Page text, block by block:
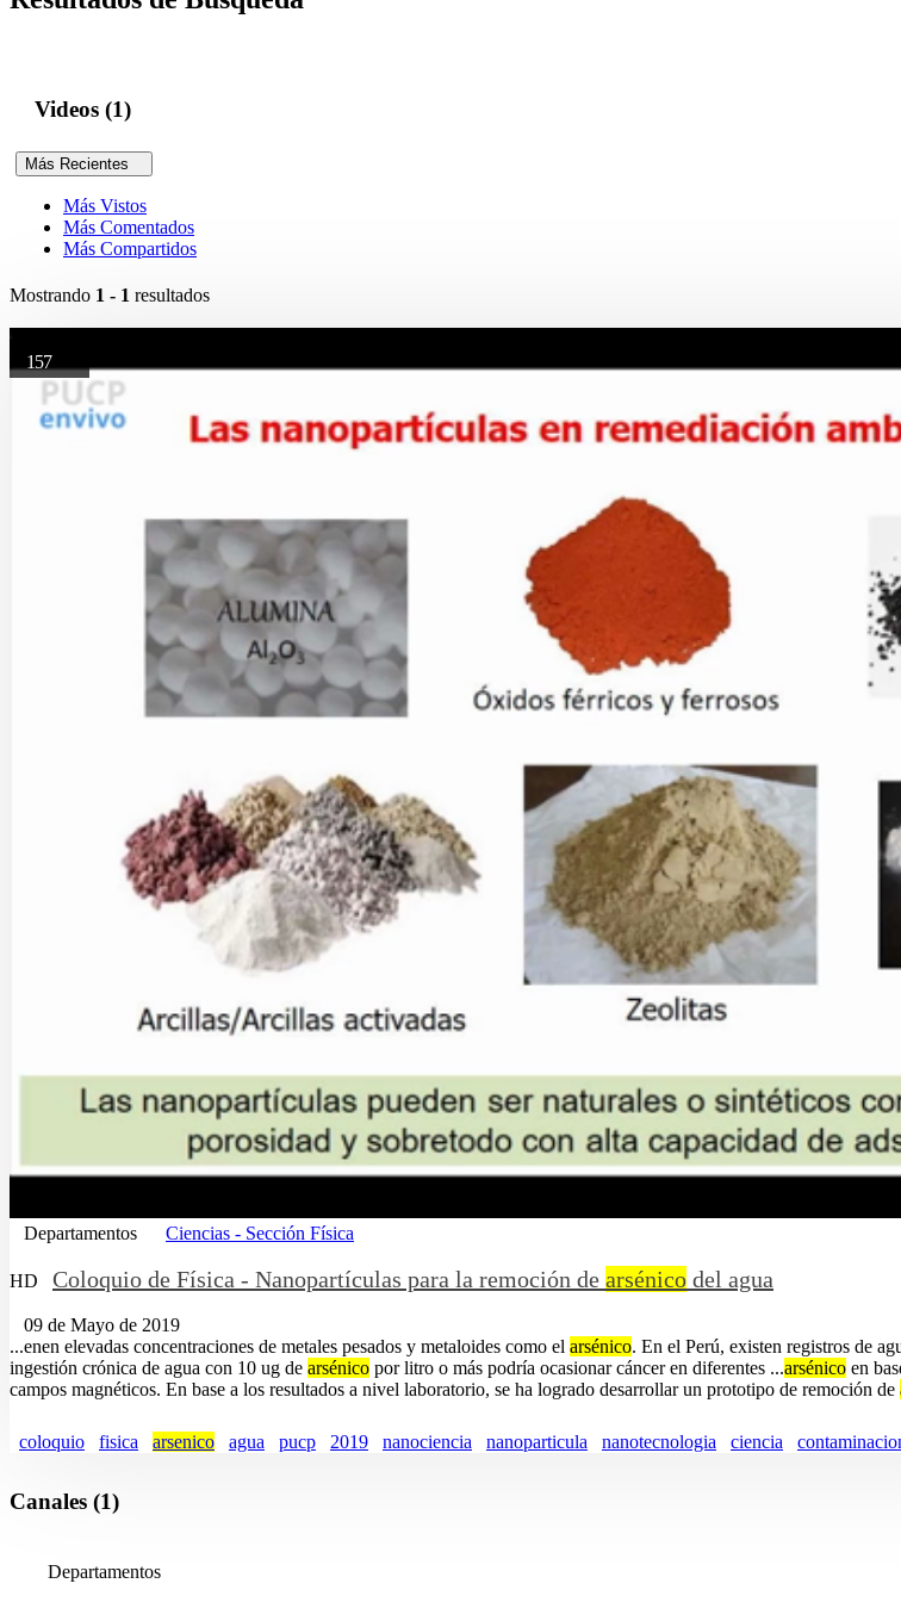
Videos (1)
Más Recientes
Más Vistos
Más Comentados
Más Compartidos
Mostrando 1 - 1 resultados
157
Departamentos Ciencias - Sección Física
HD Coloquio de Física - Nanopartículas para la remoción de arsénico del agua
09 de Mayo de 2019
...enen elevadas concentraciones de metales pesados y metaloides como el arsénico. En el Perú, existen registros de
ingestión crónica de agua con 10 ug de arsénico por litro o más podría ocasionar cáncer en diferentes ...arsénico en
campos magnéticos. En base a los resultados a nivel laboratorio, se ha logrado desarrollar un prototipo de remoción de
coloquio fisica arsenico agua pucp 2019 nanociencia nanoparticula nanotecnologia ciencia
Canales (1)
Departamentos